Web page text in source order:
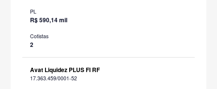
PL
R$ 590,14 mil
Cotistas
2
Avat Liquidez PLUS FI RF
17.363.459/0001-52